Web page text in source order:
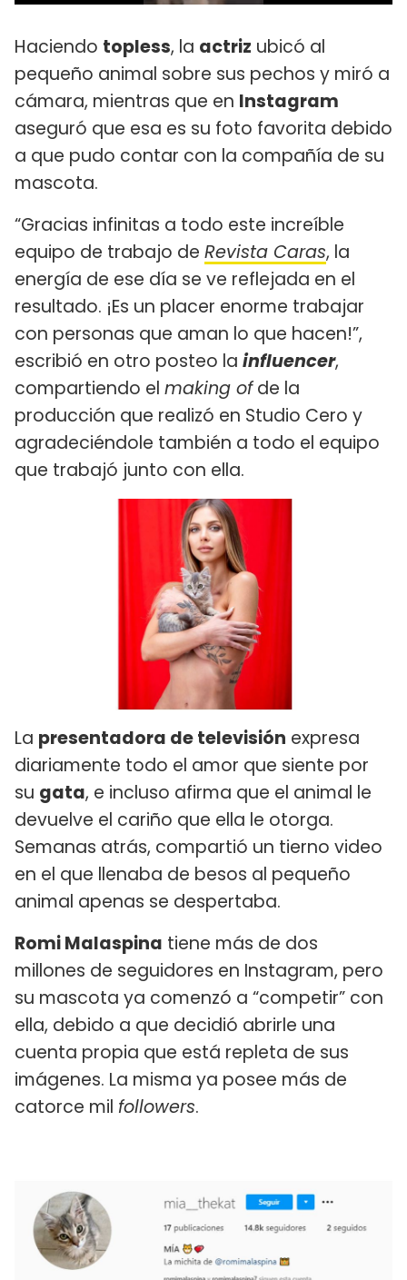
Haciendo topless, la actriz ubicó al
pequeño animal sobre sus pechos y miró a
cámara, mientras que en Instagram
aseguró que esa es su foto favorita debido
a que pudo contar con la compañía de su
mascota.
“Gracias infinitas a todo este increíble
equipo de trabajo de Revista Caras, la
energía de ese día se ve reflejada en el
resultado. ¡Es un placer enorme trabajar
con personas que aman lo que hacen!”,
escribió en otro posteo la influencer,
compartiendo el making ofde la
producción que realizó en Studio Cero y
agradeciéndole también a todo el equipo
que trabajó junto con ella.
La presentadora de televisión expresa
diariamente todo el amor que siente por
su gata, e incluso afirma que el animal le
devuelve el cariño que ella le otorga.
Semanas atrás, compartió un tierno video
en el que llenaba de besos al pequeño
animal apenas se despertaba.
Romi Malaspina tiene más de dos
millones de seguidores en Instagram, pero
su mascota ya comenzó a “competir” con
ella, debido a que decidió abrirle una
cuenta propia que está repleta de sus
imágenes. La misma ya posee más de
catorce mil followers.